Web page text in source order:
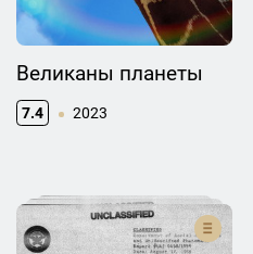
Великаны планеты
7.4 2023